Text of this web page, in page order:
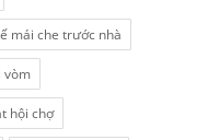
mái che trước nhà
vòm
hội chợ